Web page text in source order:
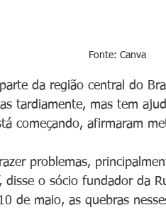
Fonte: Canva
da região central do
tardiamente, mas tem
começando, afirmaram
problemas,
disse o sócio fundador da
de maio, as quebras